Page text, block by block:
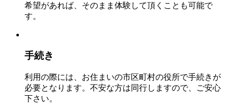
希望があれば、そのまま体験して頂くことも可能で
す。
手続き
利用の際には、お住まいの市区町村の役所で手続きが
必要となります。不安な方は同行しますので、ご安心
下さい。